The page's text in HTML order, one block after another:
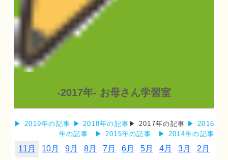
-2017年- お母さん学習室
▶ 2019年の記事 ▶ 2018年の記事 ▶ 2017年の記事 ▶ 2016
年の記事
▶ 2015年の記事 ▶ 2014年の記事
11月 10月 9月 8月 7月 6月 5月 4月 3月
2月